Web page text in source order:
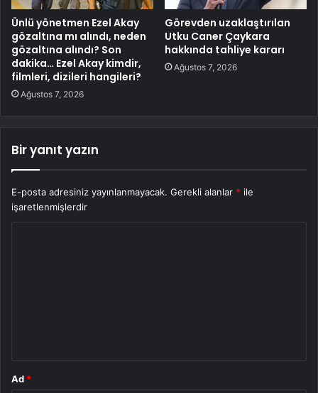
Ünlü yönetmen Ezel Akay
gözaltına mı alındı, neden
gözaltına alındı? Son
dakika… Ezel Akay kimdir,
filmleri, dizileri hangileri?
Ağustos 7, 2026
Görevden uzaklaştırılan
Utku Caner Çaykara
hakkında tahliye kararı
Ağustos 7, 2026
Bir yanıt yazın
E-posta adresiniz yayınlanmayacak. Gerekli alanlar * ile
işaretlenmişlerdir
Ad *